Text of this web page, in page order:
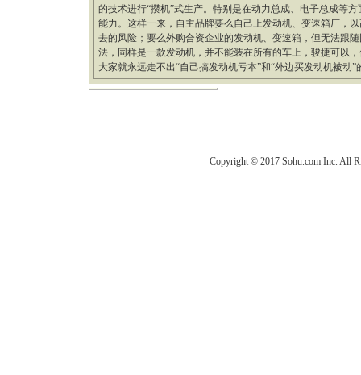
的技术进行“攒机”式生产。特别是在动力总成、电子总成等
能力。这样一来，自主品牌要么自己上发动机、变速箱厂，
去的风险；要么外购合资企业的发动机、变速箱，但无法跟
法，同样是一款发动机，并不能装在所有的车上，骏捷可以
大家就永远走不出“自己搞发动机亏本”和“外边买发动机被
Copyright © 2017 Sohu.com Inc. All